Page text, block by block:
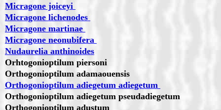
Micragone joiceyi
Micragone lichenodes
Micragone martinae
Micragone neonubifera
Nudaurelia anthinoides
Orhtogonioptilum piersoni
Orthogonioptilum adamaouensis
Orthogonioptilum adiegetum adiegetum
Orthogonioptilum adiegetum pseudadiegetum
Orthogonioptilum adustum